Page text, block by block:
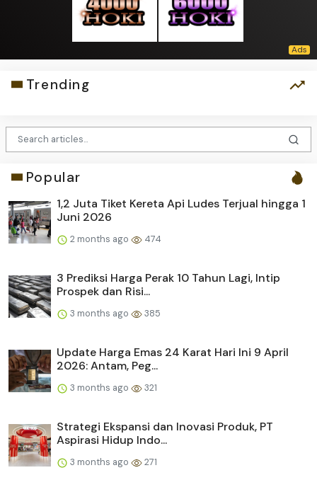
Trending
Popular
1,2 Juta Tiket Kereta Api Ludes Terjual hingga 1
Juni 2026
2 months ago 474
3 Prediksi Harga Perak 10 Tahun Lagi, Intip
Prospek dan Risi...
3 months ago 385
Update Harga Emas 24 Karat Hari Ini 9 April
2026: Antam, Peg...
3 months ago 321
Strategi Ekspansi dan Inovasi Produk, PT
Aspirasi Hidup Indo...
3 months ago 271